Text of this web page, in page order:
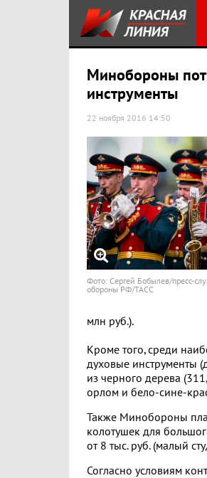
Минобороны
инструменты
22 ноября 2016 14:50
Фото: Сергей Бобылев/пресс-
обороны РФ/ТАСС
млн руб.).
Кроме того, среди
духовые инструменты
из черного дерева
орлом и бело-сине-
Также Минобороны
колотушек для
от 8 тыс. руб. (малый
Согласно условиям